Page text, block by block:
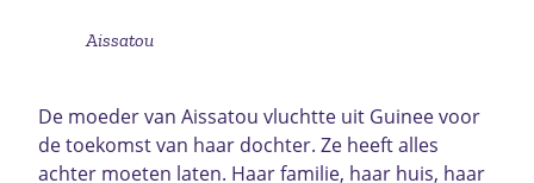
Aissatou
De moeder van Aissatou vluchtte uit Guinee voor
de toekomst van haar dochter. Ze heeft alles
achter moeten laten. Haar familie, haar huis, haar